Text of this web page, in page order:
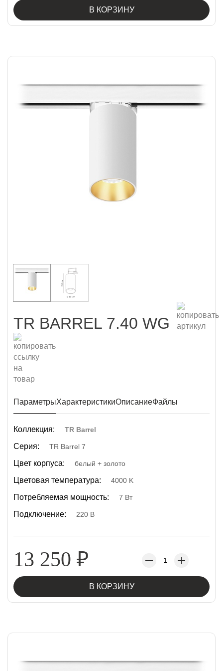
В КОРЗИНУ
TR BARREL 7.40 WG
ПараметрыХарактеристикиОписаниеФайлы
Коллекция: TR Barrel
Серия: TR Barrel 7
Цвет корпуса: белый + золото
Цветовая температура: 4000 K
Потребляемая мощность: 7 Вт
Подключение: 220 В
13 250 ₽
В КОРЗИНУ